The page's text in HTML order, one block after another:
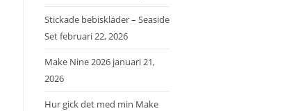
Stickade bebiskläder – Seaside
Setfebruari 22, 2026
Make Nine 2026 januari 21,
2026
Hur gick det med min Make